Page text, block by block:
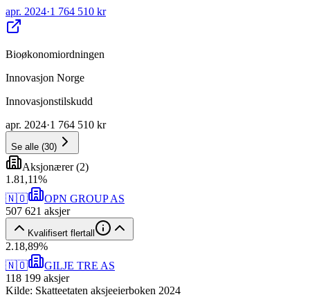
apr. 2024·1 764 510 kr
Bioøkonomiordningen
Innovasjon Norge
Innovasjonstilskudd
apr. 2024·1 764 510 kr
Se alle (30)
Aksjonærer(2)
1 .81,11%
🇳🇴
OPN GROUP AS
507 621 aksjer
Kvalifisert flertall
2.18,89%
🇳🇴
GILJE TRE AS
118 199 aksjer
Kilde: Skatteetaten aksjeeierboken 2024